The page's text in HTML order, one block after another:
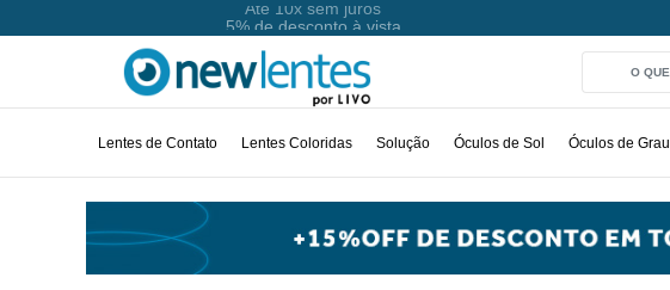
Até 10x sem juros
Lentes de Contato Lentes Coloridas Solução Óculos de Sol Óculos de Grau